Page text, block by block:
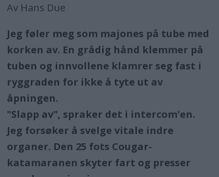
Av Hans Due
Jeg føler meg som majones på tube med
korken av. En grådig hånd klemmer på
tuben og innvollene klamrer seg fast i
ryggraden for ikke å tyte ut av
åpningen.
"Slapp av", spraker det i intercom'en.
Jeg forsøker å svelge vitale indre
organer. Den 25 fots Cougar-
katamaranen skyter fart og presser